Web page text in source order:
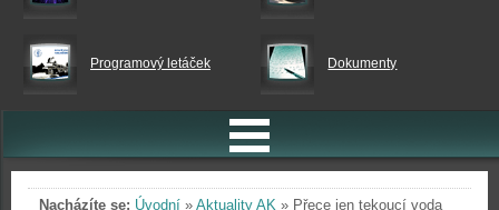
Programový letáček Dokumenty
Nacházíte se: Úvodní » Aktuality AK » Přece jen tekoucí voda